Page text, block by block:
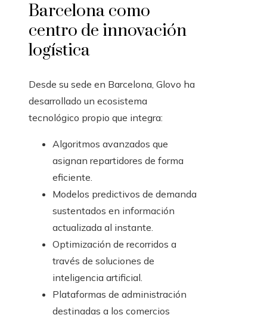
Barcelona como
centro de innovación
logística
Desde su sede en Barcelona, Glovo ha
desarrollado un ecosistema
tecnológico propio que integra:
Algoritmos avanzados que
asignan repartidores de forma
eficiente.
Modelos predictivos de demanda
sustentados en información
actualizada al instante.
Optimización de recorridos a
través de soluciones de
inteligencia artificial.
Plataformas de administración
destinadas a los comercios